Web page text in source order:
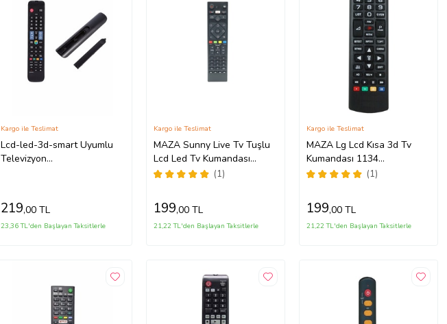
Lcd-led-3d-smart Uyumlu
Televizyon
Kargo ile Teslimat
219,00 TL
23,36 TL'den Başlayan Taksitlerle
MAZA Sunny Live Tv Tuşlu
Lcd Led Tv Kumandası
AFJKRTU8(uyumlu)
(1)
Kargo ile Teslimat
199,00 TL
21,22 TL'den Başlayan Taksitlerle
MAZA Lg Lcd Kısa 3d Tv
Kumandası 1134
ST01357(uyumlu)
(1)
Kargo ile Teslimat
199,00 TL
21,22 TL'den Başlayan Taksitlerle